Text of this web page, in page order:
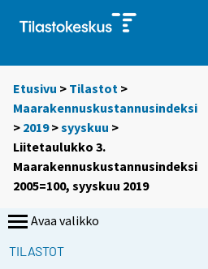
Etusivu > Tilastot >
Maarakennuskustannusindeksi
> 2019>syyskuu >
Liitetaulukko 3.
Maarakennuskustannusindeksi
2005=100, syyskuu 2019
Avaa valikko
TILASTOT